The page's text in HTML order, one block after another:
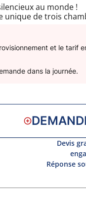
au monde !
unique de trois
de tuyaux
les pluset le tarif
dans la journée.
Devis
Réponse